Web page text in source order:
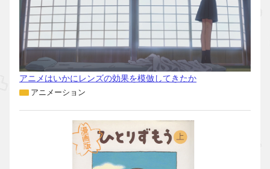
アニメはいかにレンズの効果を模倣してきたか
アニメーション